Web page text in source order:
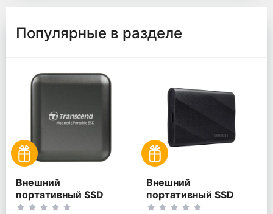
Популярные в разделе
Внешний
портативный SSD
накопитель
Внешний
портативный SSD
накопитель Samsung